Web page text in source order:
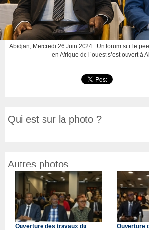
Abidjan, Mercredi 26 Juin 2024 . Un forum sur le
en Afrique de l`ouest s’est ouvert à
Qui est sur la photo ?
Autres photos
Ouverture des travaux du
Ouverture